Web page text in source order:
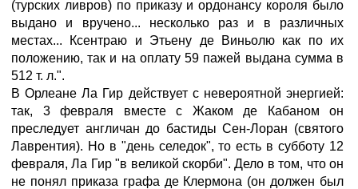
(турских ливров) по приказу и ордонансу короля было
выдано и вручено... несколько раз и в различных
местах... Ксентраю и Этьену де Виньолю как по их
положению, так и на оплату 59 пажей выдана сумма в
512 т. л.".
В Орлеане Ла Гир действует с невероятной энергией:
так, 3 февраля вместе с Жаком де Кабаном он
преследует англичан до бастиды Сен-Лоран (святого
Лаврентия). Но в "день селедок", то есть в субботу 12
февраля, Ла Гир "в великой скорби". Дело в том, что он
не понял приказа графа де Клермона (он должен был